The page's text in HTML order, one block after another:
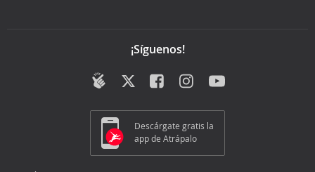
¡Síguenos!
Descárgate gratis la
app de Atrápalo